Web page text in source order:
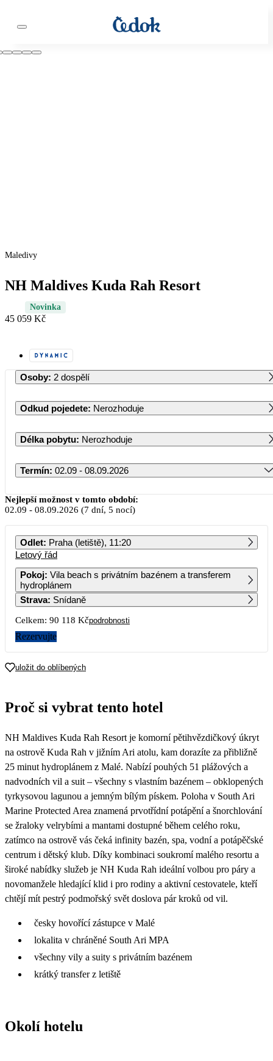
Maledivy
NH Maldives Kuda Rah Resort
Novinka
45 059 Kč
Osoby: 2 dospělí
Odkud pojedete: Nerozhoduje
Délka pobytu: Nerozhoduje
Termín: 02.09 - 08.09.2026
Září 2026
PO ÚT ST ČT PÁ SO NE
65 219 45 059 46 689 69 039 46 279
7
51 859
8
68 179
9 10 11 12 13
49 249
14
58 539
15 16
21
51 859
22
59 039
23 24 25 26 27
Nejlepší možnost v tomto období:
02.09 - 08.09.2026 (7 dní, 5 nocí)
Odlet: Praha (letiště), 11:20
Letový řád
Pokoj: Vila beach s privátním bazénem a transferem
hydroplánem
Strava: Snídaně
Celkem: 90 118 Kčpodrobnosti
Rezervujte
uložit do oblíbených
Proč si vybrat tento hotel
NH Maldives Kuda Rah Resort je komorní pětihvězdičkový úkryt
na ostrově Kuda Rah v jižním Ari atolu, kam dorazíte za přibližně
25 minut hydroplánem z Malé. Nabízí pouhých 51 plážových a
nadvodních vil a suit – všechny s vlastním bazénem – obklopených
tyrkysovou lagunou a jemným bílým pískem. Poloha v South Ari
Marine Protected Area znamená prvotřídní potápění a šnorchlování
se žraloky velrybími a mantami dostupné během celého roku,
zatímco na ostrově vás čeká infinity bazén, spa, vodní a potápěčské
centrum i dětský klub. Díky kombinaci soukromí malého resortu a
široké nabídky služeb je NH Kuda Rah ideální volbou pro páry a
novomanžele hledající klid i pro rodiny a aktivní cestovatele, kteří
chtějí mít pestrý podmořský svět doslova pár kroků od vil.
česky hovořící zástupce v Malé
lokalita v chráněné South Ari MPA
všechny vily a suity s privátním bazénem
krátký transfer z letiště
Okolí hotelu